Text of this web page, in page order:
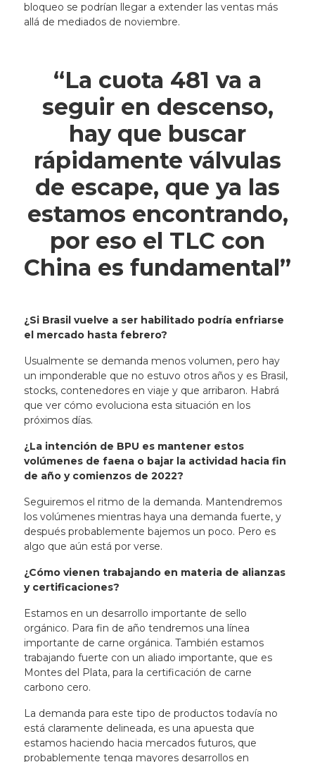
bloqueo se podrían llegar a extender las ventas más
allá de mediados de noviembre.
“La cuota 481 va a
seguir en descenso,
hay que buscar
rápidamente válvulas
de escape, que ya las
estamos encontrando,
por eso el TLC con
China es fundamental”
¿Si Brasil vuelve a ser habilitado podría enfriarse
el mercado hasta febrero?
Usualmente se demanda menos volumen, pero hay
un imponderable que no estuvo otros años y es Brasil,
stocks, contenedores en viaje y que arribaron. Habrá
que ver cómo evoluciona esta situación en los
próximos días.
¿La intención de BPU es mantener estos
volúmenes de faena o bajar la actividad hacia fin
de año y comienzos de 2022?
Seguiremos el ritmo de la demanda. Mantendremos
los volúmenes mientras haya una demanda fuerte, y
después probablemente bajemos un poco. Pero es
algo que aún está por verse.
¿Cómo vienen trabajando en materia de alianzas
y certificaciones?
Estamos en un desarrollo importante de sello
orgánico. Para fin de año tendremos una línea
importante de carne orgánica. También estamos
trabajando fuerte con un aliado importante, que es
Montes del Plata, para la certificación de carne
carbono cero.
La demanda para este tipo de productos todavía no
está claramente delineada, es una apuesta que
estamos haciendo hacia mercados futuros, que
probablemente tenga mayores desarrollos en